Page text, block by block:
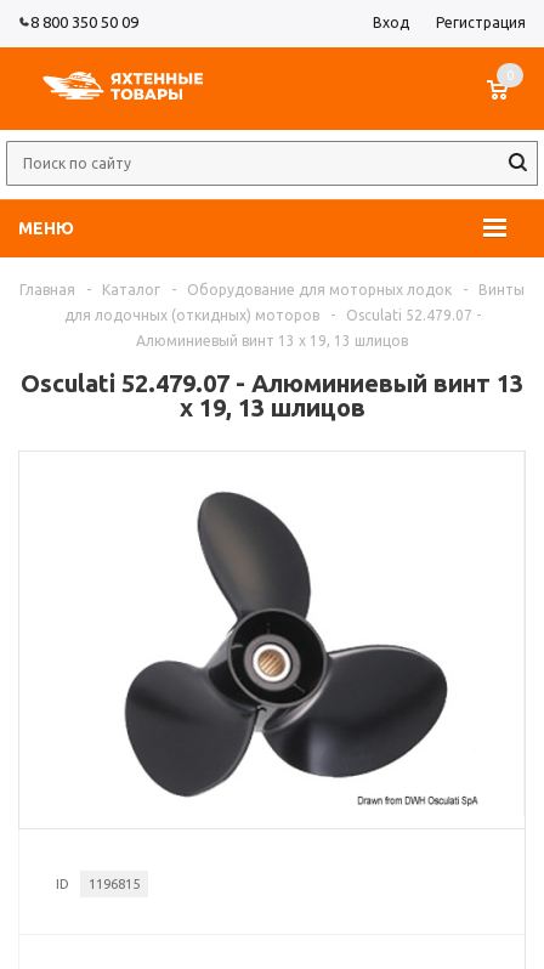
8 800 350 50 09 Вход Регистрация
МЕНЮ
0
Главная - Каталог - Оборудование для моторных лодок -
Винты
для лодочных (откидных) моторов
-
Osculati 52.479.07 -
Алюминиевый винт 13 x 19, 13 шлицов
Osculati 52.479.07 - Алюминиевый винт 13
x 19, 13 шлицов
ID 1196815